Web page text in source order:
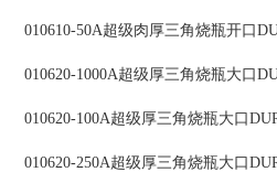
010610-50A超级肉厚三角烧瓶开口
010620-1000A超级厚三角烧瓶大口
010620-100A超级厚三角烧瓶大口
010620-250A超级厚三角烧瓶大口